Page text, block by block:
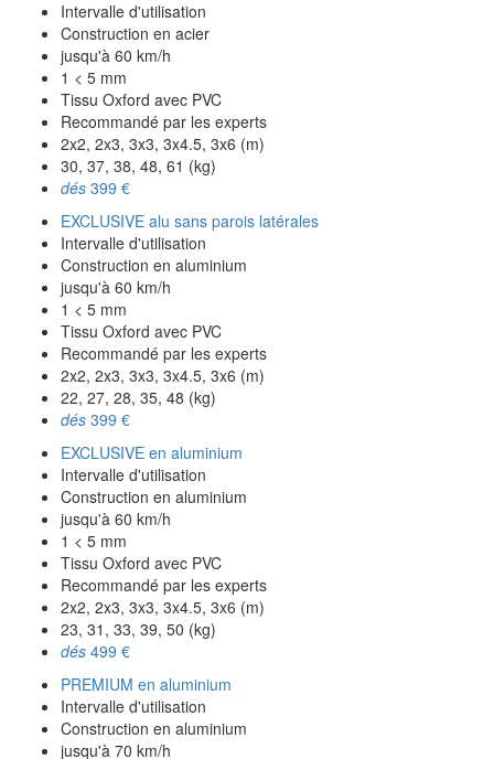
Intervalle d'utilisation
Construction en acier
jusqu'à 60 km/h
1 < 5 mm
Tissu Oxford avec PVC
Recommandé par les experts
2x2, 2x3, 3x3, 3x4.5, 3x6 (m)
30, 37, 38, 48, 61 (kg)
dés 399 €
EXCLUSIVE alu sans parois latérales
Intervalle d'utilisation
Construction en aluminium
jusqu'à 60 km/h
1 < 5 mm
Tissu Oxford avec PVC
Recommandé par les experts
2x2, 2x3, 3x3, 3x4.5, 3x6 (m)
22, 27, 28, 35, 48 (kg)
dés 399 €
EXCLUSIVE en aluminium
Intervalle d'utilisation
Construction en aluminium
jusqu'à 60 km/h
1 < 5 mm
Tissu Oxford avec PVC
Recommandé par les experts
2x2, 2x3, 3x3, 3x4.5, 3x6 (m)
23, 31, 33, 39, 50 (kg)
dés 499 €
PREMIUM en aluminium
Intervalle d'utilisation
Construction en aluminium
jusqu'à 70 km/h